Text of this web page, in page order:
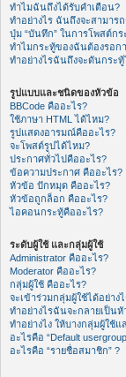
ทำไมฉันถึงได้รับคำเตือน?
ทำอย่างไร ฉันถึงจะสามาร
ปุ่ม “บันทึก” ในการโพสต์กร
ทำไมกระทู้ของฉันต้องรอก
ทำอย่างไรฉันถึงจะดันกระทู้
รูปแบบและชนิดของหัวข้อ
BBCode คืออะไร?
ใช้ภาษา HTML ได้ไหม?
รูปแสดงอารมณ์คืออะไร?
จะโพสต์รูปได้ไหม?
ประกาศทั่วไปคืออะไร?
ข้อความประกาศ คืออะไร?
หัวข้อ ปักหมุด คืออะไร?
หัวข้อถูกล็อก คืออะไร?
ไอคอนกระทู้คืออะไร?
ระดับผู้ใช้ และกลุ่มผู้ใช้
Administrator คืออะไร?
Moderator คืออะไร?
กลุ่มผู้ใช้ คืออะไร?
จะเข้าร่วมกลุ่มผู้ใช้ได้อย่าง
ทำอย่างไรฉันจะกลายเป็น
ทำอย่างไง ให้บางกลุ่มผู้ใช้
อะไรคือ “Default
อะไรคือ “รายชื่อสมาชิก” ?